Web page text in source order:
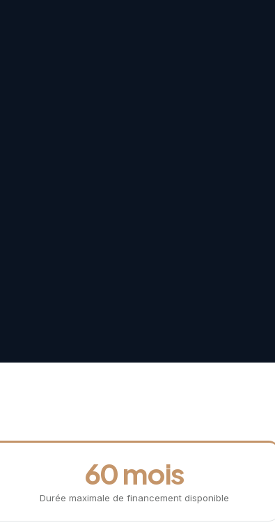
60 mois
Durée maximale de financement disponible